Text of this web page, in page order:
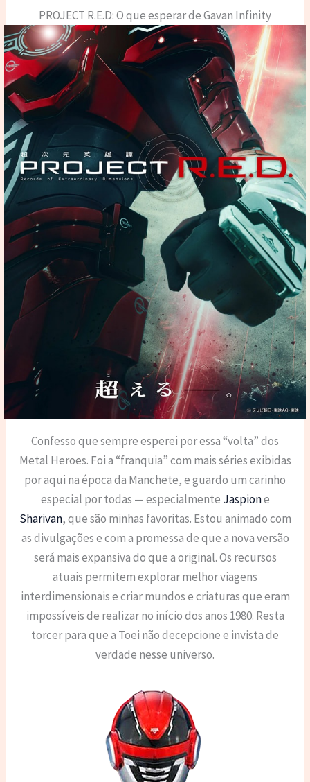
PROJECT R.E.D: O que esperar de Gavan Infinity
Confesso que sempre esperei por essa “volta” dos
Metal Heroes. Foi a “franquia” com mais séries exibidas
por aqui na época da Manchete, e guardo um carinho
especial por todas — especialmente Jaspione
Sharivan, que são minhas favoritas. Estou animado com
as divulgações e com a promessa de que a nova versão
será mais expansiva do que a original. Os recursos
atuais permitem explorar melhor viagens
interdimensionais e criar mundos e criaturas que eram
impossíveis de realizar no início dos anos 1980. Resta
torcer para que a Toei não decepcione e invista de
verdade nesse universo.